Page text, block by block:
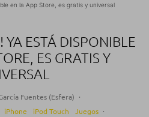
en la App Store, es gratis y universal
YA ESTÁ DISPONIBLE
ES GRATIS Y
Fuentes (Esfera) ·
iPhone iPod Touch Juegos ·